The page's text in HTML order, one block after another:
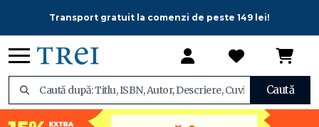
Transport gratuit la comenzi de peste 149 lei!
Caută